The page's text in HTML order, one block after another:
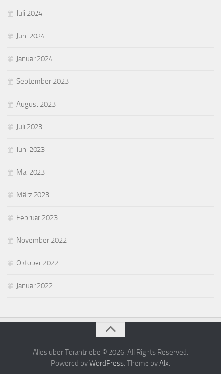
Juli 2024
Juni 2024
Januar 2024
September 2023
August 2023
Juli 2023
Juni 2023
Mai 2023
März 2023
Februar 2023
November 2022
Oktober 2022
Januar 2022
Alles über Torantriebe © 2026. All Rights Reserved.
Powered byWordPress. Theme byAlx.